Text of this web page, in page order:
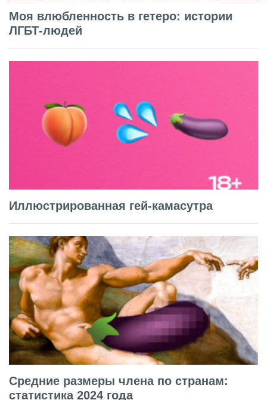
Моя влюбленность в гетеро: истории
ЛГБТ-людей
Иллюстрированная гей-камасутра
Средние размеры члена по странам:
статистика 2024 года